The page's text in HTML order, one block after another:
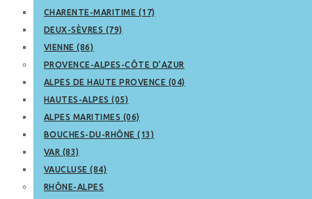
CHARENTE-MARITIME (17)
DEUX-SÈVRES (79)
VIENNE (86)
PROVENCE-ALPES-CÔTE D’AZUR
ALPES DE HAUTE PROVENCE (04)
HAUTES-ALPES (05)
ALPES MARITIMES (06)
BOUCHES-DU-RHÔNE (13)
VAR (83)
VAUCLUSE (84)
RHÔNE-ALPES